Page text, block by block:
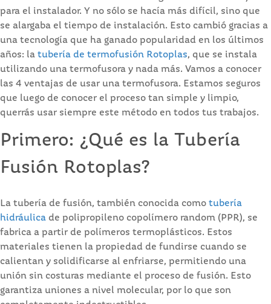
para el instalador. Y no sólo se hacía más difícil, sino que
se alargaba el tiempo de instalación. Esto cambió gracias a
una tecnología que ha ganado popularidad en los últimos
años: la tubería de termofusión Rotoplas, que se instala
utilizando una termofusora y nada más. Vamos a conocer
las 4 ventajas de usar una termofusora. Estamos seguros
que luego de conocer el proceso tan simple y limpio,
querrás usar siempre este método en todos tus trabajos.
Primero: ¿Qué es la Tubería
Fusión Rotoplas?
La tubería de fusión, también conocida como tubería
hidráulica de polipropileno copolímero random (PPR), se
fabrica a partir de polímeros termoplásticos. Estos
materiales tienen la propiedad de fundirse cuando se
calientan y solidificarse al enfriarse, permitiendo una
unión sin costuras mediante el proceso de fusión. Esto
garantiza uniones a nivel molecular, por lo que son